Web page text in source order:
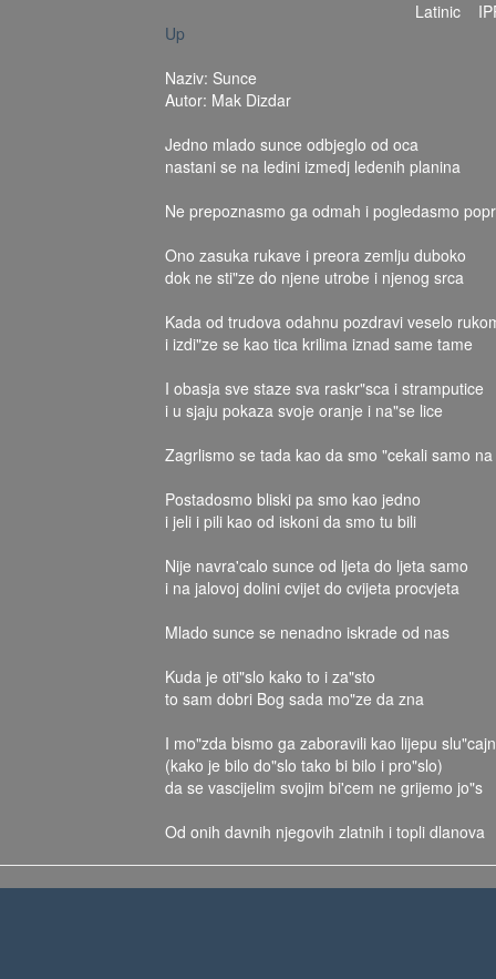
Latinic
Up
Naziv: Sunce
Autor: Mak Dizdar
Jedno mlado sunce odbjeglo od oca
nastani se na ledini izmedj ledenih planina
Ne prepoznasmo ga odmah i pogledasmo
Ono zasuka rukave i preora zemlju duboko
dok ne sti"ze do njene utrobe i njenog srca
Kada od trudova odahnu pozdravi veselo
i izdi"ze se kao tica krilima iznad same tame
I obasja sve staze sva raskr"sca i stramputice
i u sjaju pokaza svoje oranje i na"se lice
Zagrlismo se tada kao da smo "cekali samo
Postadosmo bliski pa smo kao jedno
i jeli i pili kao od iskoni da smo tu bili
Nije navra'calo sunce od ljeta do ljeta samo
i na jalovoj dolini cvijet do cvijeta procvjeta
Mlado sunce se nenadno iskrade od nas
Kuda je oti"slo kako to i za"sto
to sam dobri Bog sada mo"ze da zna
I mo"zda bismo ga zaboravili kao lijepu
(kako je bilo do"slo tako bi bilo i pro"slo)
da se vascijelim svojim bi'cem ne grijemo jo"s
Od onih davnih njegovih zlatnih i topli dlanova